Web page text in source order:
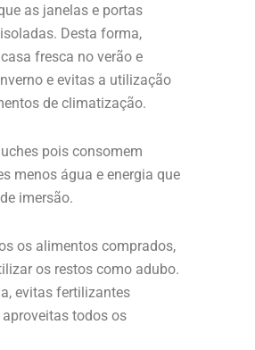
as janelas e portas
Desta forma,
fresca no verão e
e evitas a utilização
de climatização.
pois consomem
menos água e energia que
imersão.
os alimentos comprados,
os restos como adubo.
evitas fertilizantes
todos os